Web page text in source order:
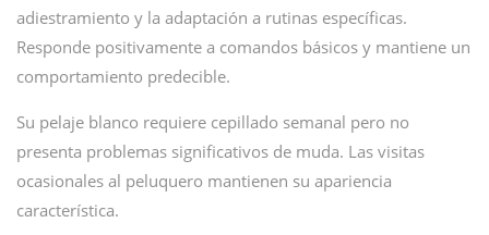
adiestramiento y la adaptación a rutinas específicas.
Responde positivamente a comandos básicos y mantiene un
comportamiento predecible.
Su pelaje blanco requiere cepillado semanal pero no
presenta problemas significativos de muda. Las visitas
ocasionales al peluquero mantienen su apariencia
característica.